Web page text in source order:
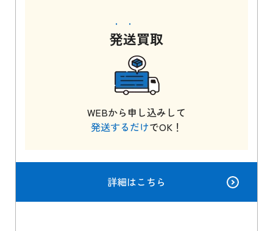
発送買取
WEBから申し込みして
発送するだけでOK！
詳細はこちら